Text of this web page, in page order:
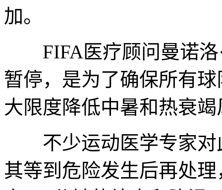
加。
FIFA医疗顾问曼诺洛·
暂停，是为了确保所有
大限度降低中暑和热衰竭
不少运动医学专家对
其等到危险发生后再处